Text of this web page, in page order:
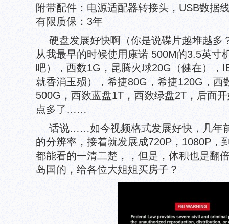
附带配件：电源适配器转接头，USB数据
有限质保：3年
硬盘发展好快啊（你是说碟片越堆越多
从我最早的时候使用康诺 500M的3.5英寸
吧），西数1G，昆腾火球20G（健在），
就香消玉殒），希捷80G，希捷120G，西
500G，西数蓝盘1T，西数绿盘2T，后面
点多了……
话说……如今视频格式发展好快，几年
的分辨率，接着就发展成720P，1080P
都能看的一清二楚，，但是，体积也是翻
岛国的，给各位大姐姐买房子？